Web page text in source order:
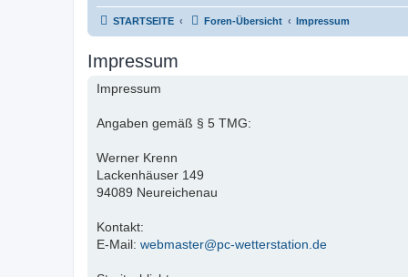
STARTSEITE Foren-Übersicht Impressum
Impressum
Impressum
Angaben gemäß § 5 TMG:
Werner Krenn
Lackenhäuser 149
94089 Neureichenau
Kontakt:
E-Mail: webmaster@pc-wetterstation.de